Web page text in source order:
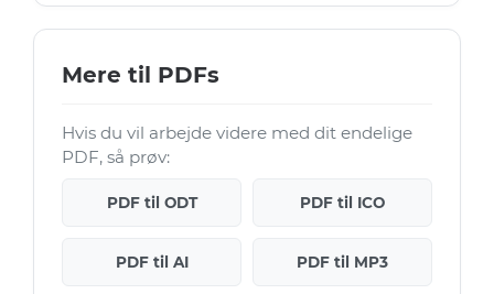
Mere til PDFs
Hvis du vil arbejde videre med dit endelige
PDF, så prøv:
PDF til ODT PDF til ICO
PDF til AI PDF til MP3